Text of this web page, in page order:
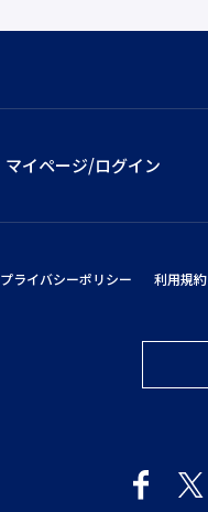
マイページ/ログイン
プライバシーポリシー 利用規約